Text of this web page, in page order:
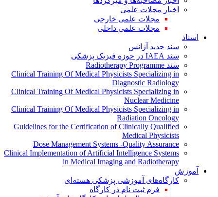
اخبار مجلات علمی
مجلات علمی خارجی
مجلات علمی داخلی
اسناد
سند جدید آژانس
سند IAEA در حوزه فیزیک پزشکی
سند Radiotherapy Programme
Clinical Training Of Medical Physicists Specializing in
Diagnostic Radiology
Clinical Training Of Medical Physicists Specializing in
Nuclear Medicine
Clinical Training Of Medical Physicists Specializing in
Radiation Oncology
Guidelines for the Certification of Clinically Qualified
Medical Physicists
Dose Management Systems -Quality Assurance
Clinical Implementation of Artificial Intelligence Systems
in Medical Imaging and Radiotherapy
آموزش
کارگاه‌های آموزشی پزشکی هسته‌ای
فرم ثبت نام در کارگاه